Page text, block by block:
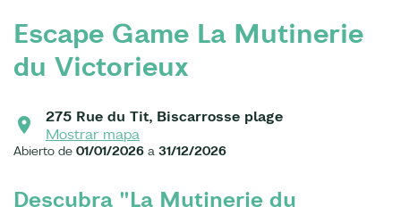
Escape Game La Mutinerie
du Victorieux
275 Rue du Tit, Biscarrosse plage
Mostrar mapa
Abierto de 01/01/2026 a 31/12/2026
Descubra "La Mutinerie du